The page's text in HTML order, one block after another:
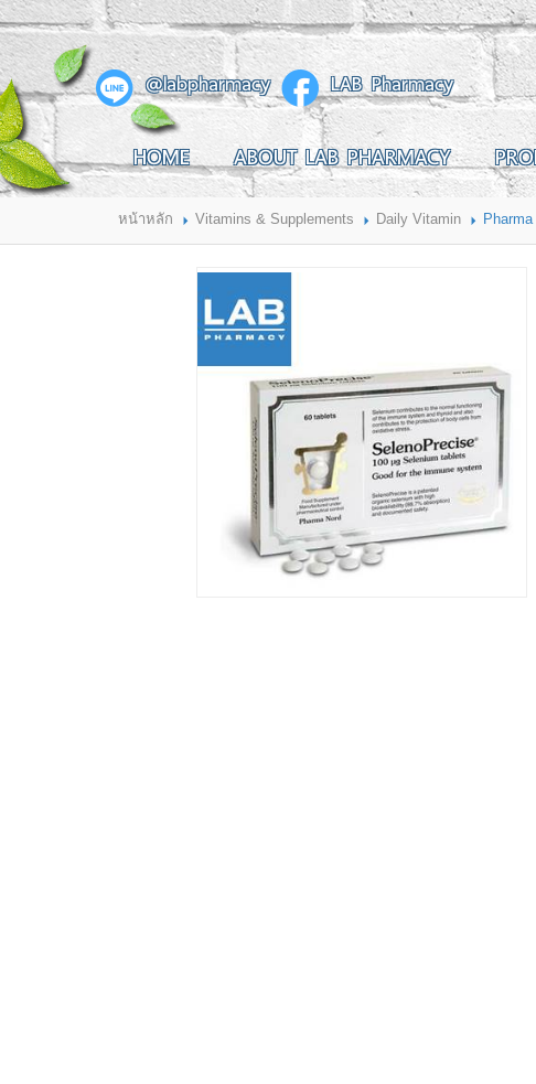
สินค้าที่สนใจ
HOME
ABOUT LAB PHARMACY
PRODUCT
BRANDS
HOW TO ORDER
แจ้งชำระเงิน
CONTACT US
BRANCH
@labpharmacy LAB Pharmacy
HOME ABOUT LAB PHARMACY
หน้าหลัก Vitamins & Supplements Daily Vitamin